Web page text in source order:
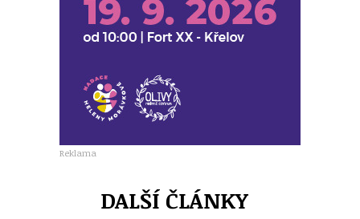
Reklama
DALŠÍ ČLÁNKY